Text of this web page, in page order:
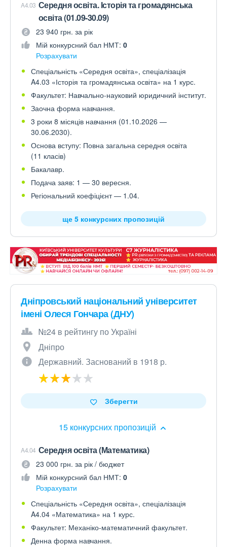
A4.03 Середня освіта. Історія та громадянська
освіта (01.09-30.09)
23 940 грн. за рік
Мій конкурсний бал НМТ: 0
Розрахувати
Спеціальність «Середня освіта», спеціалізація
A4.03 «Історія та громадянська освіта» на 1 курс.
Факультет: Навчально-науковий юридичний інститут.
Заочна форма навчання.
3 роки 8 місяців навчання (01.10.2026 —
30.06.2030).
Основа вступу: Повна загальна середня освіта
(11 класів)
Бакалавр.
Подача заяв: 1 — 30 вересня.
Регіональний коефіцієнт — 1.04.
ще 5 конкурсних пропозицій
Дніпровський національний університет
імені Олеся Гончара (ДНУ)
№24 в рейтингу по Україні
Дніпро
Державний. Заснований в 1918 р.
15 конкурсних пропозицій
Зберегти
A4.04 Середня освіта (Математика)
23 000 грн. за рік / бюджет
Мій конкурсний бал НМТ: 0
Розрахувати
Спеціальність «Середня освіта», спеціалізація
A4.04 «Математика» на 1 курс.
Факультет: Механіко-математичний факультет.
Денна форма навчання.